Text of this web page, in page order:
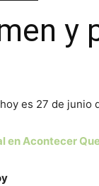
y
es 27 de junio
en Acontecer